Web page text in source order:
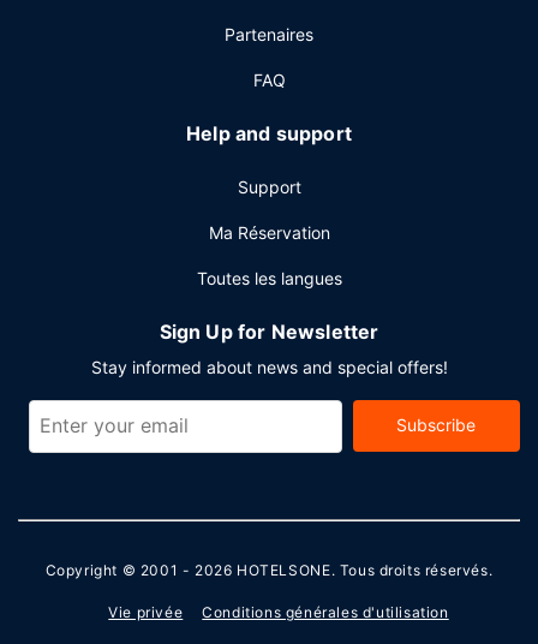
Partenaires
FAQ
Help and support
Support
Ma Réservation
Toutes les langues
Sign Up for Newsletter
Stay informed about news and special offers!
Subscribe
Copyright © 2001 - 2026 HOTELSONE. Tous droits réservés.
Vie privée Conditions générales d'utilisation